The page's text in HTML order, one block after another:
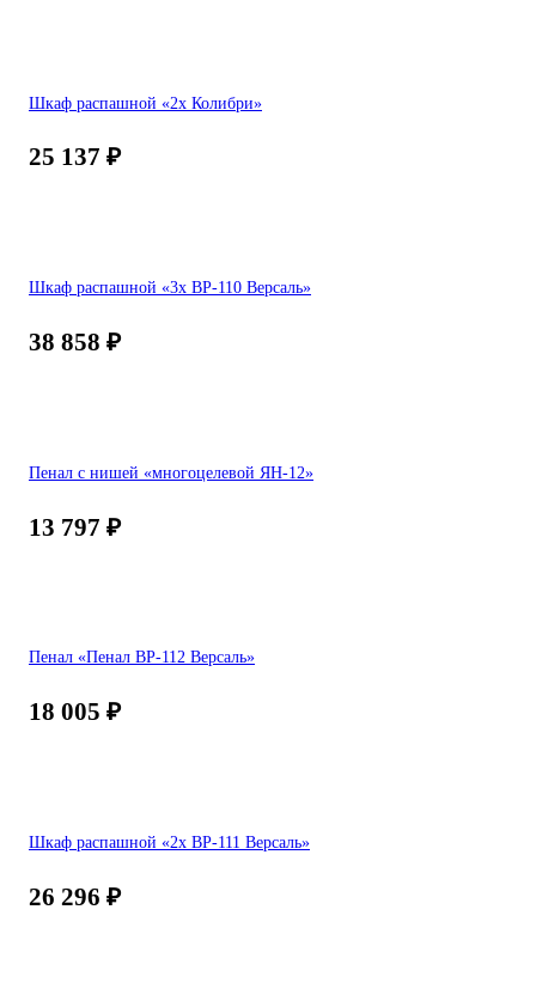
Шкаф распашной «2х Колибри»
25 137 ₽
Шкаф распашной «3х ВР-110 Версаль»
38 858 ₽
Пенал с нишей «многоцелевой ЯН-12»
13 797 ₽
Пенал «Пенал ВР-112 Версаль»
18 005 ₽
Шкаф распашной «2х ВР-111 Версаль»
26 296 ₽